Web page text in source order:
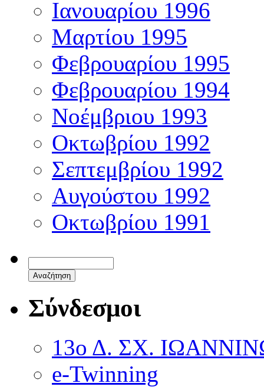
Ιανουαρίου 1996
Μαρτίου 1995
Φεβρουαρίου 1995
Φεβρουαρίου 1994
Νοέμβριου 1993
Οκτωβρίου 1992
Σεπτεμβρίου 1992
Αυγούστου 1992
Οκτωβρίου 1991
Σύνδεσμοι
13ο Δ. ΣΧ.
e-Twinning